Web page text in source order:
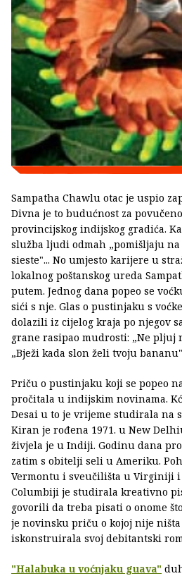
Sampatha Chawlu otac je uspio
Divna je to budućnost za
provincijskog indijskog gradića.
služba ljudi odmah „pomišljaju
sieste"... No umjesto karijere u
lokalnog poštanskog ureda
putem. Jednog dana popeo se
sići s nje. Glas o pustinjaku s
dolazili iz cijelog kraja po njegov
grane rasipao mudrosti: „Ne pljuj
„Bježi kada slon želi tvoju
Priču o pustinjaku koji se popeo
pročitala u indijskim novinama.
Desai u to je vrijeme studirala na
Kiran je rođena 1971. u New
živjela je u Indiji. Godinu dana
zatim s obitelji seli u Ameriku.
Vermontu i sveučilišta u Virginiji i
Columbiji je studirala kreativno
govorili da treba pisati o onome
je novinsku priču o kojoj nije
iskonstruirala svoj debitantski
"Halabuka u voćnjaku guava"